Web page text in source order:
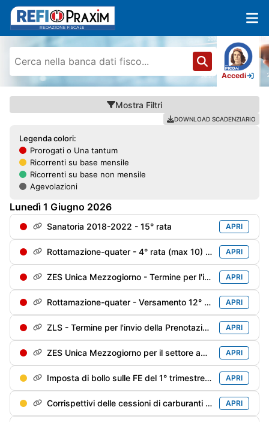
Accedi
Mostra Filtri
DOWNLOAD SCADENZIARIO
Legenda colori:
Prorogati o Una tantum
Ricorrenti su base mensile
Ricorrenti su base non mensile
Agevolazioni
Lunedì 1 Giugno 2026
Sanatoria 2018-2022 - 15° rata APRI
Rottamazione-quater - 4° rata (max 10) soggetti decaduti al 31/12/2024 e riammessi APRI
ZES Unica Mezzogiorno - Termine per l'invio della Prenotazione degli investimenti sostenuti dal 1/01/2026 e che si prevede di sostenere fino al 31/12/2026 APRI
Rottamazione-quater - Versamento 12° di 18 rate trimestrali APRI
ZLS - Termine per l'invio della Prenotazione degli investimenti sostenuti dal 1/01/2026 e che si prevede di sostenere fino al 31/12/2026 APRI
ZES Unica Mezzogiorno per il settore agricolo: termine per l'invio della Prenotazione degli investimenti sostenuti dal 1/01/2026 e che si prevede di sostenere fino al 15/11/2026 APRI
Imposta di bollo sulle FE del 1° trimestre - Versamento (differibile al 2° trimestre se il debito è inferiore a €. 5.000) APRI
Corrispettivi delle cessioni di carburanti di aprile - Trasmissione alle Dogane APRI